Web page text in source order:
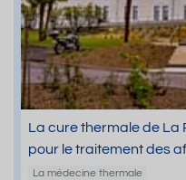
La cure thermale de La
pour le traitement des
La médecine thermale